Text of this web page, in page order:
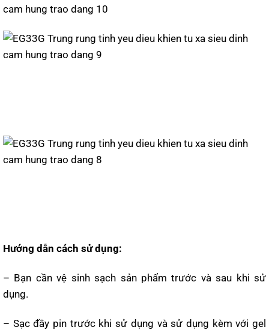
Hướng dẫn cách sử dụng:
– Bạn cần vệ sinh sạch sản phẩm trước và sau khi sử
dụng.
– Sạc đầy pin trước khi sử dụng và sử dụng kèm với gel